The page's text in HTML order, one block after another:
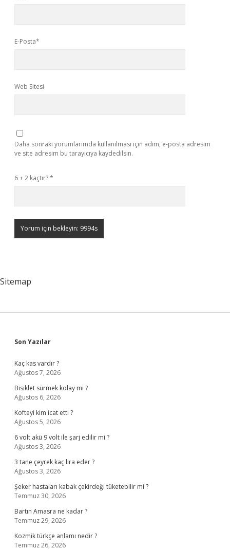
E-Posta*
Web Sitesi
Daha sonraki yorumlarımda kullanılması için adım, e-posta adresim
ve site adresim bu tarayıcıya kaydedilsin.
6 + 2 kaçtır?*
Sitemap
Sidebar
Son Yazılar
Kaç kas vardır ?
Ağustos 7, 2026
Bisiklet sürmek kolay mı ?
Ağustos 6, 2026
Kofteyi kim icat etti ?
Ağustos 5, 2026
6 volt akü 9 volt ile şarj edilir mi ?
Ağustos 3, 2026
3 tane çeyrek kaç lira eder ?
Ağustos 3, 2026
Şeker hastaları kabak çekirdeği tüketebilir mi ?
Temmuz 30, 2026
Bartın Amasra ne kadar ?
Temmuz 29, 2026
Kozmik türkçe anlamı nedir ?
Temmuz 26, 2026